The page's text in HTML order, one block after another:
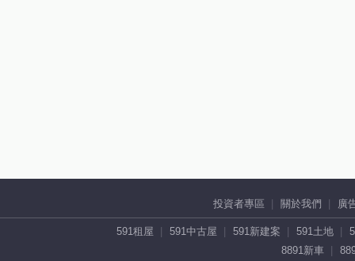
投資者專區 關於我們 廣
591租屋 591中古屋 591新建案 591土地
8891新車